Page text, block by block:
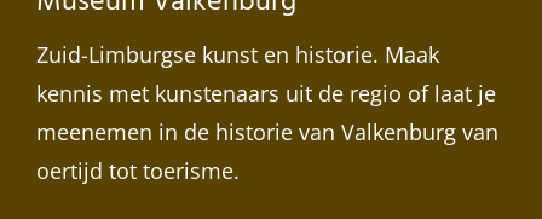
Zuid-Limburgse kunst en historie. Maak
kennis met kunstenaars uit de regio of laat je
meenemen in de historie van Valkenburg van
oertijd tot toerisme.